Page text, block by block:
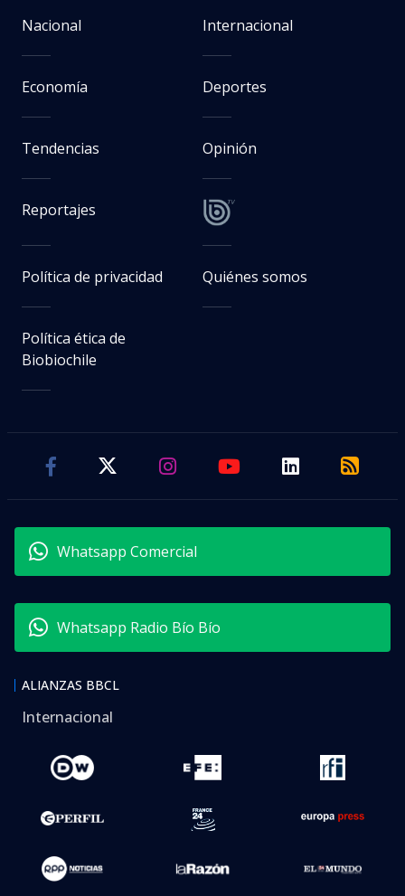
Nacional Internacional
Economía Deportes
Tendencias Opinión
Reportajes
Política de privacidad Quiénes somos
Política ética de
Biobiochile
Whatsapp Comercial
Whatsapp Radio Bío Bío
ALIANZAS BBCL
Internacional